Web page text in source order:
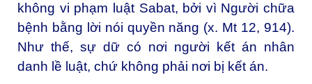
không vi phạm luật Sabat, bởi vì Người chữa
bệnh bằng lời nói quyền năng (x. Mt 12, 914).
Như thế, sự dữ có nơi người kết án nhân
danh lề luật, chứ không phải nơi bị kết án.